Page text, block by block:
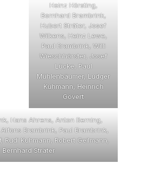
Heinz Hörsting,
Bernhard Brambrink,
Hubert Sträter, Josef
Wilkens, Heinz Lewe,
Paul Brambrink, Willi
Wieschhörster, Josef
Lücke, Paul
Mühlenbäumer, Ludger
Kuhmann, Heinrich
Gövert
Hans Ahrens, Anton Berning,
Brambrink, Paul Brambrink,
Rudi Kuhmann, Robert Geilmann,
Bernhard Sträter